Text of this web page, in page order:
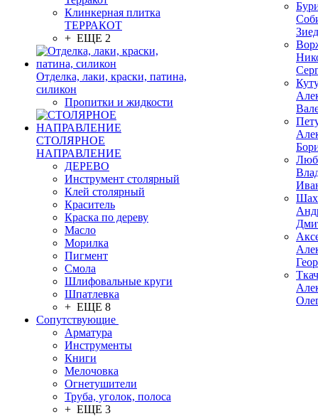
Клинкерная плитка
ТЕРРАКОТ
+ ЕЩЕ 2
Отделка, лаки, краски, патина,
силикон
Пропитки и жидкости
СТОЛЯРНОЕ
НАПРАВЛЕНИЕ
ДЕРЕВО
Инструмент столярный
Клей столярный
Краситель
Краска по дереву
Масло
Морилка
Пигмент
Смола
Шлифовальные круги
Шпатлевка
+ ЕЩЕ 8
Сопутствующие
Арматура
Инструменты
Книги
Мелочовка
Огнетушители
Труба, уголок, полоса
+ ЕЩЕ 3